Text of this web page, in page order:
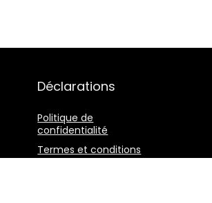
Déclarations
Politique de
confidentialité
Termes et conditions